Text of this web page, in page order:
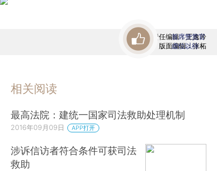
责任编辑：王逸吟
版面编辑：张柘
首席赞赏官
虚位以待
相关阅读
最高法院：建统一国家司法救助处理机制
2016年09月09日 APP打开
涉诉信访者符合条件可获司法
救助